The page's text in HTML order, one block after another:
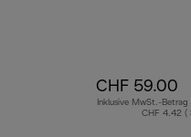
CHF 59.00
Inklusive MwSt.-Betrag
CHF 4.42 (